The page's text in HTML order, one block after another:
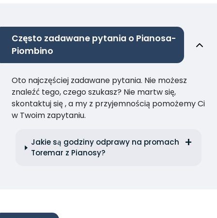
Często zadawane pytania o Pianosa-
Piombino
Oto najczęściej zadawane pytania. Nie możesz
znaleźć tego, czego szukasz? Nie martw się,
skontaktuj się , a my z przyjemnością pomożemy Ci
w Twoim zapytaniu.
Jakie są godziny odprawy na promach
Toremar z Pianosy?